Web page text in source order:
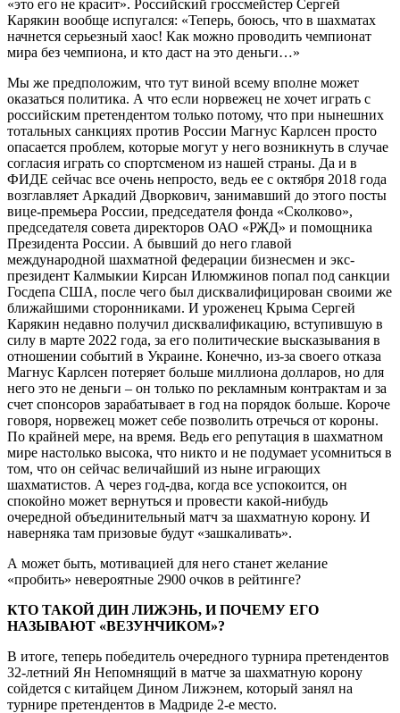
«это его не красит». Российский гроссмейстер Сергей
Карякин вообще испугался: «Теперь, боюсь, что в шахматах
начнется серьезный хаос! Как можно проводить чемпионат
мира без чемпиона, и кто даст на это деньги…»
Мы же предположим, что тут виной всему вполне может
оказаться политика. А что если норвежец не хочет играть с
российским претендентом только потому, что при нынешних
тотальных санкциях против России Магнус Карлсен просто
опасается проблем, которые могут у него возникнуть в случае
согласия играть со спортсменом из нашей страны. Да и в
ФИДЕ сейчас все очень непросто, ведь ее с октября 2018 года
возглавляет Аркадий Дворкович, занимавший до этого посты
вице-премьера России, председателя фонда «Сколково»,
председателя совета директоров ОАО «РЖД» и помощника
Президента России. А бывший до него главой
международной шахматной федерации бизнесмен и экс-
президент Калмыкии Кирсан Илюмжинов попал под санкции
Госдепа США, после чего был дисквалифицирован своими же
ближайшими сторонниками. И уроженец Крыма Сергей
Карякин недавно получил дисквалификацию, вступившую в
силу в марте 2022 года, за его политические высказывания в
отношении событий в Украине. Конечно, из-за своего отказа
Магнус Карлсен потеряет больше миллиона долларов, но для
него это не деньги – он только по рекламным контрактам и за
счет спонсоров зарабатывает в год на порядок больше. Короче
говоря, норвежец может себе позволить отречься от короны.
По крайней мере, на время. Ведь его репутация в шахматном
мире настолько высока, что никто и не подумает усомниться в
том, что он сейчас величайший из ныне играющих
шахматистов. А через год-два, когда все успокоится, он
спокойно может вернуться и провести какой-нибудь
очередной объединительный матч за шахматную корону. И
наверняка там призовые будут «зашкаливать».
А может быть, мотивацией для него станет желание
«пробить» невероятные 2900 очков в рейтинге?
КТО ТАКОЙ ДИН ЛИЖЭНЬ, И ПОЧЕМУ ЕГО
НАЗЫВАЮТ «ВЕЗУНЧИКОМ»?
В итоге, теперь победитель очередного турнира претендентов
32-летний Ян Непомнящий в матче за шахматную корону
сойдется с китайцем Дином Лижэнем, который занял на
турнире претендентов в Мадриде 2-е место.